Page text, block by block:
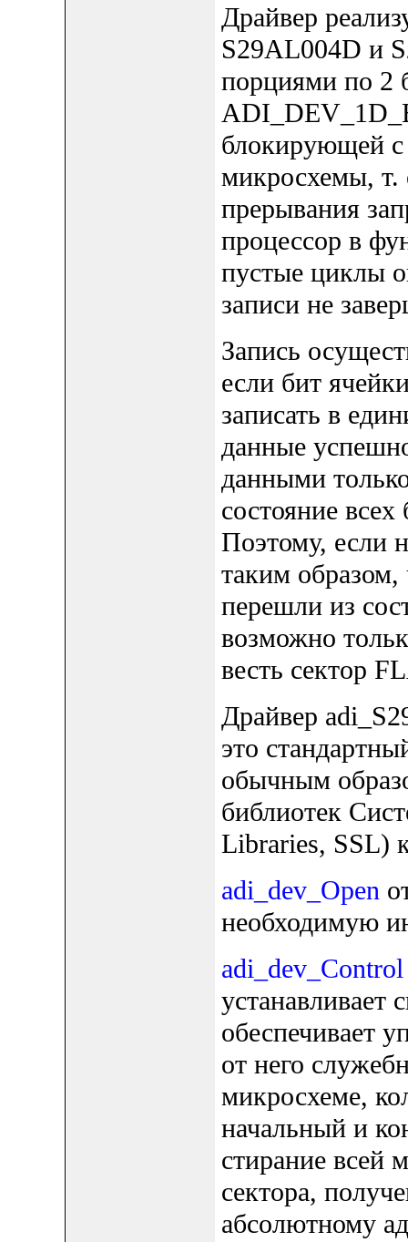
Драйвер
S29AL004D и
порциями по 2
блокирующей с
микросхемы, т.
прерывания
процессор в
пустые циклы
записи не
Запись
если бит
записать в
данные
данными
состояние
Поэтому, если
таким
перешли из
возможно
весть сектор
Драйвер
это
обычным
библиотек
Libraries, SSL)
adi_dev_Open
необходимую
adi_dev_Control
устанавливает
обеспечивает
от него
микросхеме,
начальный и
стирание всей
сектора,
абсолютному